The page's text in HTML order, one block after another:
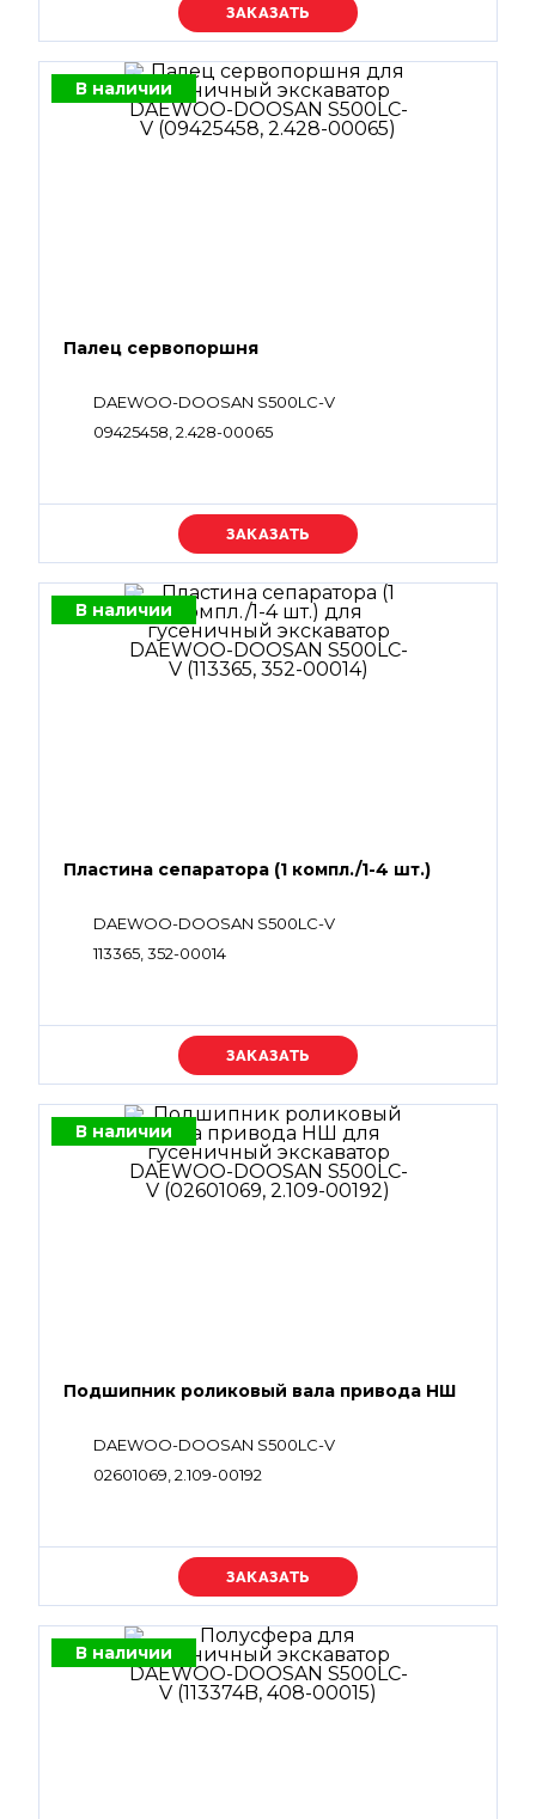
Уточняйте цену
В наличии
Палец сервопоршня
DAEWOO-DOOSAN S500LC-V
09425458, 2.428-00065
Уточняйте цену
В наличии
Пластина сепаратора (1 компл./1-4 шт.)
DAEWOO-DOOSAN S500LC-V
113365, 352-00014
Уточняйте цену
В наличии
Подшипник роликовый вала привода НШ
DAEWOO-DOOSAN S500LC-V
02601069, 2.109-00192
Уточняйте цену
В наличии